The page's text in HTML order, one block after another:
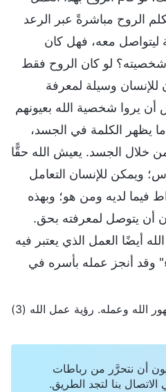
الروح مباشرةً عبر الرعد
ليتواصل معه، فهل كان
شخصيته؟ لو كان الروح فقط
للإنسان وسيلة لمعرفة
يروا شخصية الله بعيونهم
يظهر الكلمة في الجسد،
خلال الجسد. يعيش الله حقًّا
ويمكن للإنسان التعامل
فيما لديه ومن هو؛ وبهذه
أن يتوصل لمعرفته بحق.
أيضًا العمل الذي يعتبر فيه
وقد أنجز عمله بأسره في
أن نتحرَّر من رباطات
بنا لتجد الطريق.